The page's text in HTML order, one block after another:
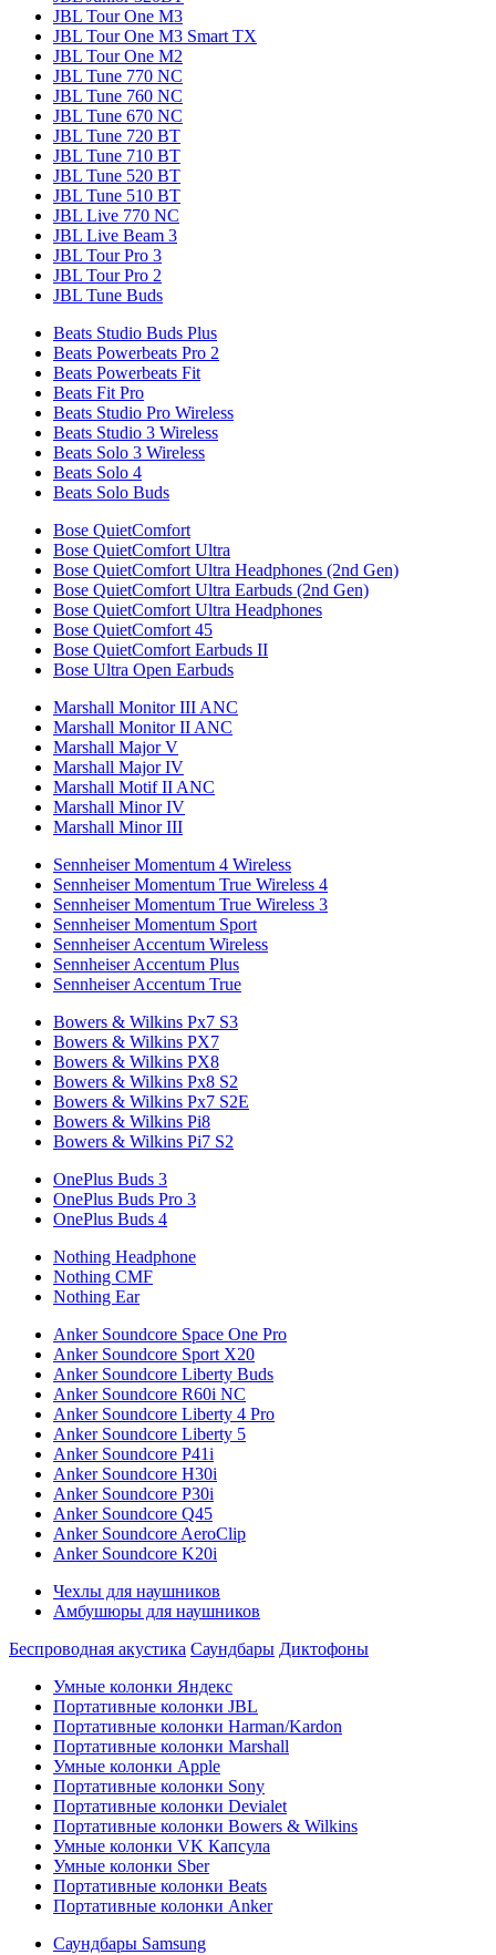
JBL Tour One M3
JBL Tour One M3 Smart TX
JBL Tour One M2
JBL Tune 770 NC
JBL Tune 760 NC
JBL Tune 670 NC
JBL Tune 720 BT
JBL Tune 710 BT
JBL Tune 520 BT
JBL Tune 510 BT
JBL Live 770 NC
JBL Live Beam 3
JBL Tour Pro 3
JBL Tour Pro 2
JBL Tune Buds
Beats Studio Buds Plus
Beats Powerbeats Pro 2
Beats Powerbeats Fit
Beats Fit Pro
Beats Studio Pro Wireless
Beats Studio 3 Wireless
Beats Solo 3 Wireless
Beats Solo 4
Beats Solo Buds
Bose QuietComfort
Bose QuietComfort Ultra
Bose QuietComfort Ultra Headphones (2nd Gen)
Bose QuietComfort Ultra Earbuds (2nd Gen)
Bose QuietComfort Ultra Headphones
Bose QuietComfort 45
Bose QuietComfort Earbuds II
Bose Ultra Open Earbuds
Marshall Monitor III ANC
Marshall Monitor II ANC
Marshall Major V
Marshall Major IV
Marshall Motif II ANC
Marshall Minor IV
Marshall Minor III
Sennheiser Momentum 4 Wireless
Sennheiser Momentum True Wireless 4
Sennheiser Momentum True Wireless 3
Sennheiser Momentum Sport
Sennheiser Accentum Wireless
Sennheiser Accentum Plus
Sennheiser Accentum True
Bowers & Wilkins Px7 S3
Bowers & Wilkins PX7
Bowers & Wilkins PX8
Bowers & Wilkins Px8 S2
Bowers & Wilkins Px7 S2E
Bowers & Wilkins Pi8
Bowers & Wilkins Pi7 S2
OnePlus Buds 3
OnePlus Buds Pro 3
OnePlus Buds 4
Nothing Headphone
Nothing CMF
Nothing Ear
Anker Soundcore Space One Pro
Anker Soundcore Sport X20
Anker Soundcore Liberty Buds
Anker Soundcore R60i NC
Anker Soundcore Liberty 4 Pro
Anker Soundcore Liberty 5
Anker Soundcore P41i
Anker Soundcore H30i
Anker Soundcore P30i
Anker Soundcore Q45
Anker Soundcore AeroClip
Anker Soundcore K20i
Чехлы для наушников
Амбушюры для наушников
Беспроводная акустика Саундбары Диктофоны
Умные колонки Яндекс
Портативные колонки JBL
Портативные колонки Harman/Kardon
Портативные колонки Marshall
Умные колонки Apple
Портативные колонки Sony
Портативные колонки Devialet
Портативные колонки Bowers & Wilkins
Умные колонки VK Капсула
Умные колонки Sber
Портативные колонки Beats
Портативные колонки Anker
Саундбары Samsung